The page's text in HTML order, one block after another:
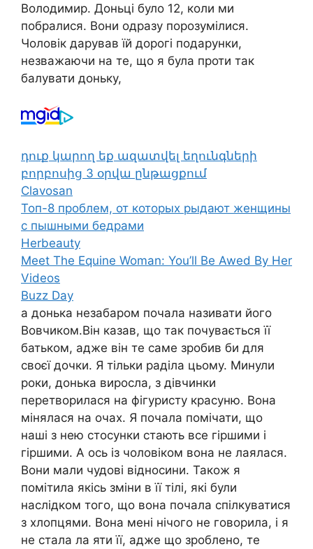
Володимир. Доньці було 12, коли ми
побралися. Вони одразу порозумілися.
Чоловік дарував їй дорогі подарунки,
незважаючи на те, що я була проти так
балувати доньку,
դուք կարող եք ազատվել եղունգների
բորբոսից 3 օրվա ընթացքում
Clavosan
Топ-8 проблем, от которых рыдают женщины
с пышными бедрами
Herbeauty
Meet The Equine Woman: You’ll Be Awed By Her
Videos
Buzz Day
а донька незабаром почала називати його
Вовчиком.Він казав, що так почувається її
батьком, адже він те саме зробив би для
своєї дочки. Я тільки раділа цьому. Минули
роки, донька виросла, з дівчинки
перетворилася на фігуристу красуню. Вона
мінялася на очах. Я почала помічати, що
наші з нею стосунки стають все гіршими і
гіршими. А ось із чоловіком вона не лаялася.
Вони мали чудові відносини. Також я
помітила якісь зміни в її тілі, які були
наслідком того, що вона почала спілкуватися
з хлопцями. Вона мені нічого не говорила, і я
не стала ла яти її, адже що зроблено, те